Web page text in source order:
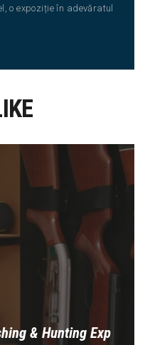
o expoziție în adevăratul
& Hunting Exp